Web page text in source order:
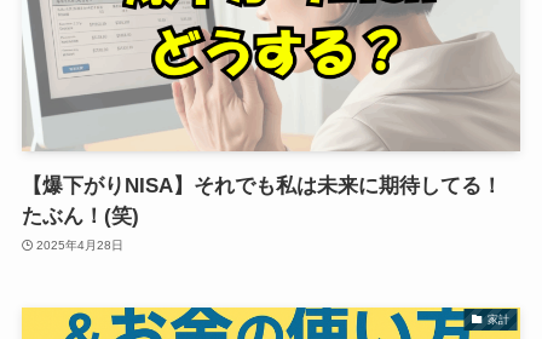
【爆下がりNISA】それでも私は未来に期待してる！
たぶん！(笑)
2025年4月28日
家計